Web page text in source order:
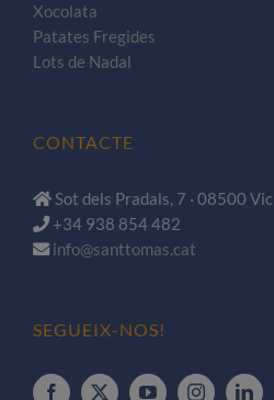
Xocolata
Patates Fregides
Lots de Nadal
CONTACTE
Sot dels Pradals, 7 · 08500 Vic
+34 938 854 482
info@santtomas.cat
SEGUEIX-NOS!